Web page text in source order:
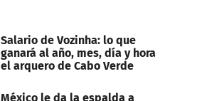
Salario de Vozinha: lo que
ganará al año, mes, día y hora
el arquero de Cabo Verde
México le da la espalda a